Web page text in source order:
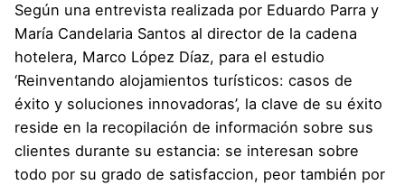
Según una entrevista realizada por Eduardo Parra y
María Candelaria Santos al director de la cadena
hotelera, Marco López Díaz, para el estudio
‘Reinventando alojamientos turísticos: casos de
éxito y soluciones innovadoras’, la clave de su éxito
reside en la recopilación de información sobre sus
clientes durante su estancia: se interesan sobre
todo por su grado de satisfaccion, peor también por